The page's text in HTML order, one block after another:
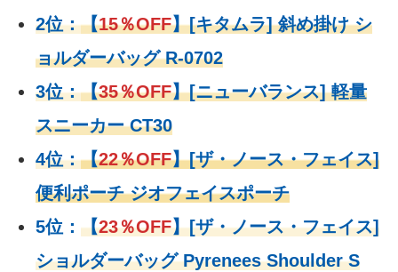
2位：【15％OFF】[キタムラ] 斜め掛け シ
ョルダーバッグ R-0702
3位：【35％OFF】[ニューバランス] 軽量
スニーカー CT30
4位：【22％OFF】[ザ・ノース・フェイス]
便利ポーチ ジオフェイスポーチ
5位： 【23％OFF】[ザ・ノース・フェイス]
ショルダーバッグ Pyrenees Shoulder S